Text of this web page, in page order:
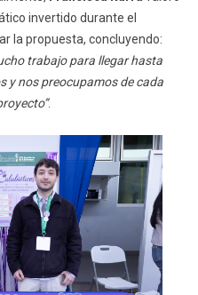
invertido durante el
la propuesta, concluyendo:
trabajo para llegar hasta
y nos preocupamos de cada
.